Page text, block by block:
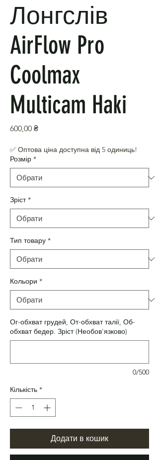
Лонгслів
AirFlow Pro
Coolmax
Multicam Haki
600,00 ₴Ціна
✅ Оптова ціна доступна від 5 одиниць!
Розмір *
Зріст *
Тип товару *
Кольори *
Ог-обхват грудей, От-обхват талії, Об-
обхват бедер. Зріст (Необов'язково)
0/500
Кількість *
Додати в кошик